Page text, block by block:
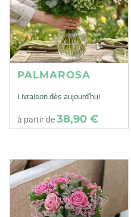
PALMAROSA
Livraison dès aujourd'hui
à partir de38,90 €